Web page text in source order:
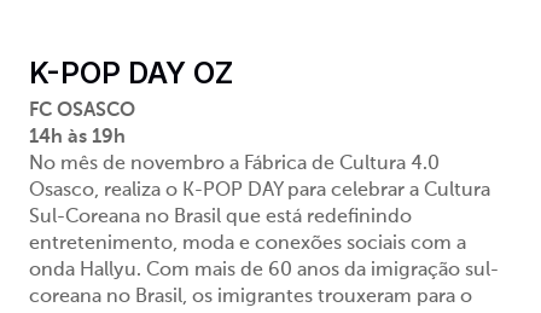
K-POP DAY OZ
FC OSASCO
14h às 19h
No mês de novembro a Fábrica de Cultura 4.0
Osasco, realiza o K-POP DAY para celebrar a Cultura
Sul-Coreana no Brasil que está redefinindo
entretenimento, moda e conexões sociais com a
onda Hallyu. Com mais de 60 anos da imigração sul-
coreana no Brasil, os imigrantes trouxeram para o